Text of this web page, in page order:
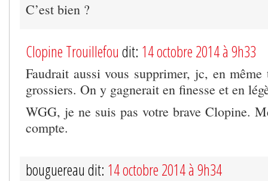
C’est bien ?
Clopine Trouillefou dit: 14 octobre 2014 à 9h33
Faudrait aussi vous supprimer, jc, en
grossiers. On y gagnerait en finesse et en
WGG, je ne suis pas votre brave Clopine.
compte.
bouguereau dit: 14 octobre 2014 à 9h34